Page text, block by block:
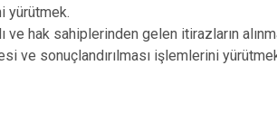
yürütmek.
ve hak sahiplerinden gelen itirazların
ve sonuçlandırılması işlemlerini